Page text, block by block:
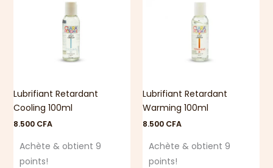
Lubrifiant Retardant
Cooling 100ml
8.500 CFA
Achète & obtient 9
points!
Lubrifiant Retardant
Warming 100ml
8.500 CFA
Achète & obtient 9
points!